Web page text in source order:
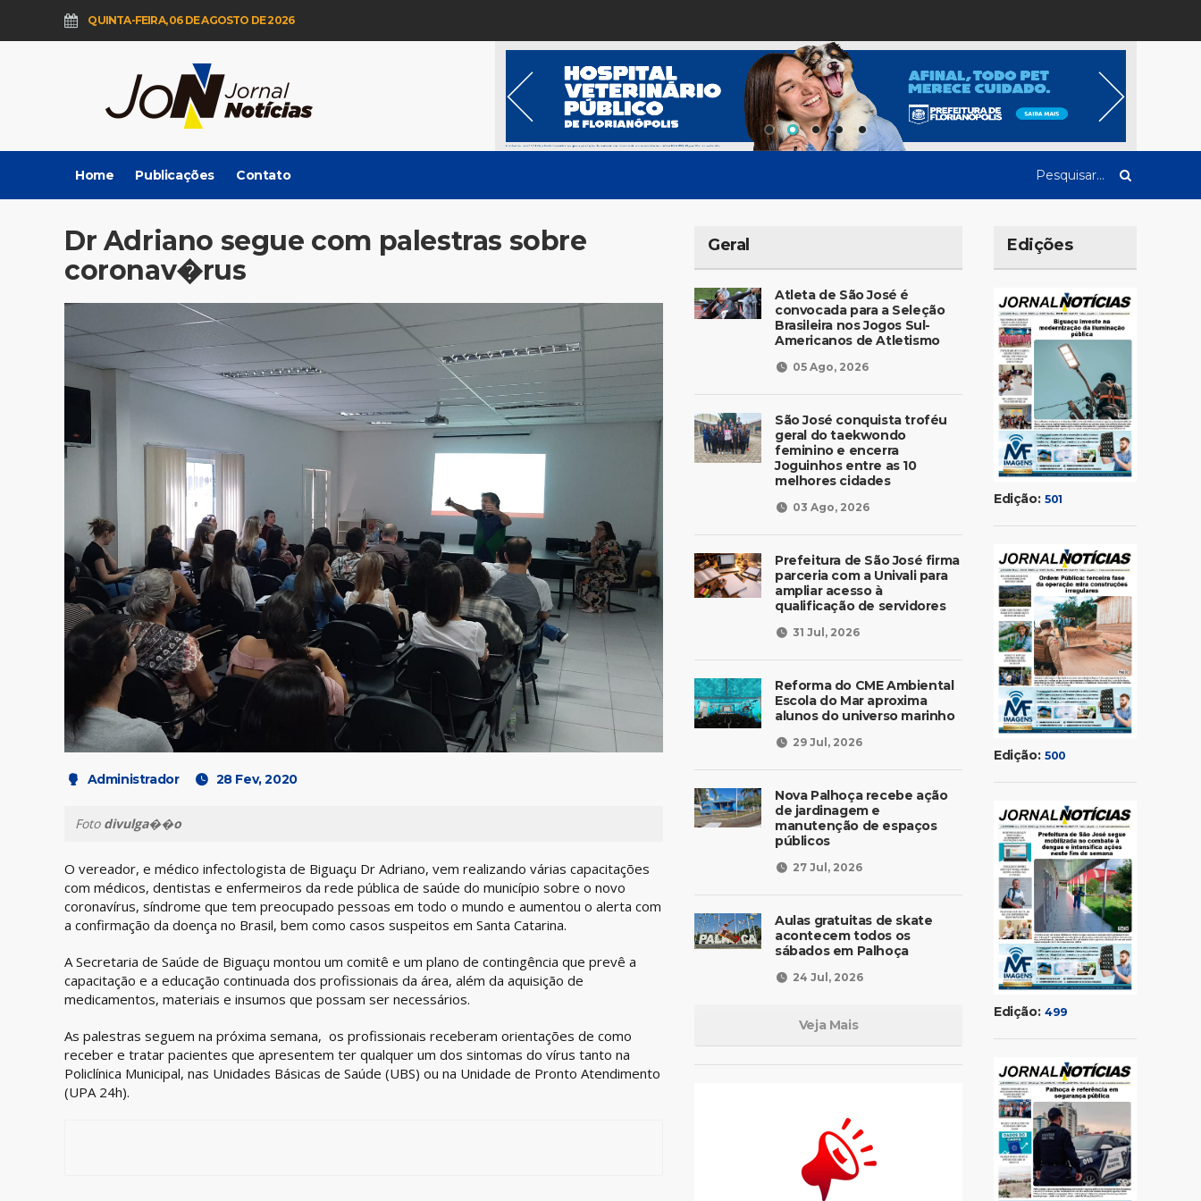
QUINTA-FEIRA, 06 DE AGOSTO DE 2026
Home Publicações Contato
Dr Adriano segue com palestras sobre
coronav�rus
Administrador 28 Fev, 2020
Foto divulga��o
O vereador, e médico infectologista de Biguaçu Dr Adriano, vem realizando várias capacitações
com médicos, dentistas e enfermeiros da rede pública de saúde do município sobre o novo
coronavírus, síndrome que tem preocupado pessoas em todo o mundo e aumentou o alerta com
a confirmação da doença no Brasil, bem como casos suspeitos em Santa Catarina.
A Secretaria de Saúde de Biguaçu montou um comitê e um plano de contingência que prevê a
capacitação e a educação continuada dos profissionais da área, além da aquisição de
medicamentos, materiais e insumos que possam ser necessários.
As palestras seguem na próxima semana, os profissionais receberam orientações de como
receber e tratar pacientes que apresentem ter qualquer um dos sintomas do vírus tanto na
Policlínica Municipal, nas Unidades Básicas de Saúde (UBS) ou na Unidade de Pronto Atendimento
(UPA 24h).
Geral
Atleta de São José é
convocada para a Seleção
Brasileira nos Jogos Sul-
Americanos de Atletismo
05 Ago, 2026
São José conquista troféu
geral do taekwondo
feminino e encerra
Joguinhos entre as 10
melhores cidades
03 Ago, 2026
Prefeitura de São José firma
parceria com a Univali para
ampliar acesso à
qualificação de servidores
31 Jul, 2026
Reforma do CME Ambiental
Escola do Mar aproxima
alunos do universo marinho
29 Jul, 2026
Nova Palhoça recebe ação
de jardinagem e
manutenção de espaços
públicos
27 Jul, 2026
Aulas gratuitas de skate
acontecem todos os
sábados em Palhoça
24 Jul, 2026
Veja Mais
Edições
Edição: 501
Edição: 500
Edição: 499